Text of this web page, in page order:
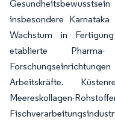
insbesondere
Wachstum in
etablierte Pharma-
Arbeitskräfte.